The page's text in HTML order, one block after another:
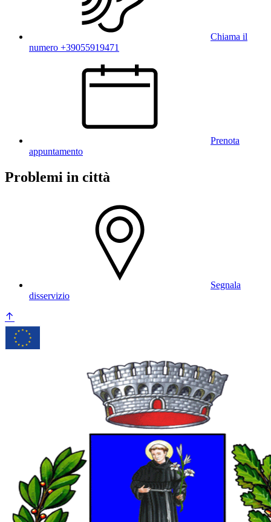
Chiama il
numero +39055919471
Prenota
appuntamento
Problemi in città
Segnala
disservizio